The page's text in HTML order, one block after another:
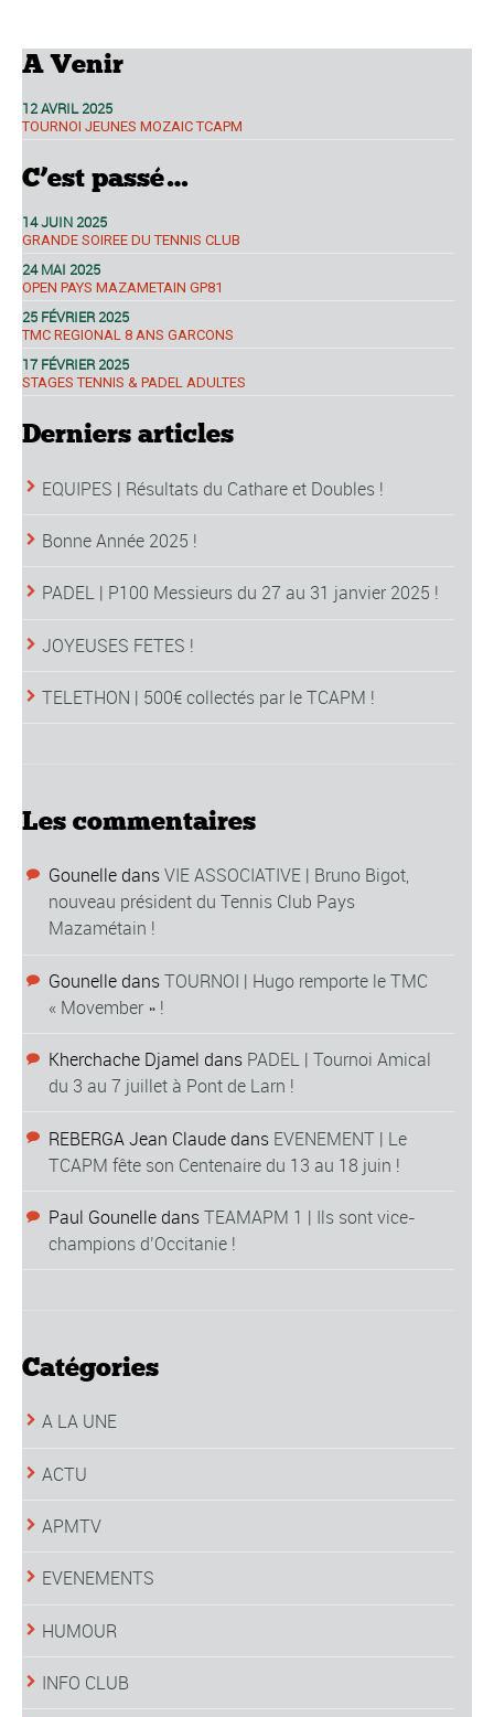
A Venir
12 AVRIL 2025
TOURNOI JEUNES MOZAIC TCAPM
C’est passé…
14 JUIN 2025
GRANDE SOIREE DU TENNIS CLUB
24 MAI 2025
OPEN PAYS MAZAMETAIN GP81
25 FÉVRIER 2025
TMC REGIONAL 8 ANS GARCONS
17 FÉVRIER 2025
STAGES TENNIS & PADEL ADULTES
Derniers articles
EQUIPES | Résultats du Cathare et Doubles !
Bonne Année 2025 !
PADEL | P100 Messieurs du 27 au 31 janvier 2025 !
JOYEUSES FETES !
TELETHON | 500€ collectés par le TCAPM !
Les commentaires
Gounelle dansVIE ASSOCIATIVE | Bruno Bigot,
nouveau président du Tennis Club Pays
Mazamétain !
Gounelle dansTOURNOI | Hugo remporte le TMC
« Movember » !
Kherchache Djamel dans PADEL | Tournoi Amical
du 3 au 7 juillet à Pont de Larn !
REBERGA Jean Claude dans EVENEMENT | Le
TCAPM fête son Centenaire du 13 au 18 juin !
Paul Gounelle dansTEAMAPM 1 | Ils sont vice-
champions d’Occitanie !
Catégories
A LA UNE
ACTU
APMTV
EVENEMENTS
HUMOUR
INFO CLUB